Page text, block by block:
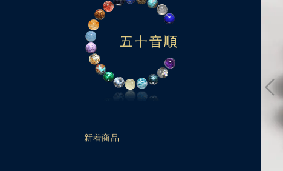
新着商品